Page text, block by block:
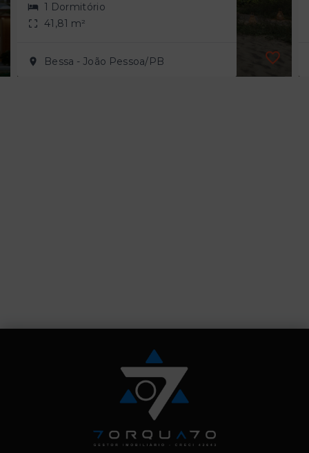
1 Dormitório
41,81 m²
Bessa - João Pessoa/PB